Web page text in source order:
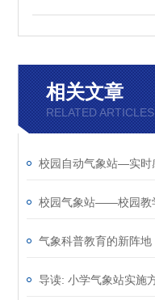
相关文章
RELATED ARTICLES